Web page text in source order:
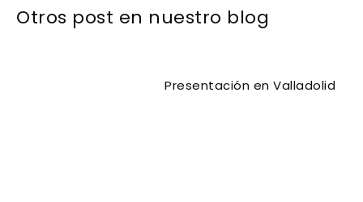
Otros post en nuestro blog
Presentación en Valladolid